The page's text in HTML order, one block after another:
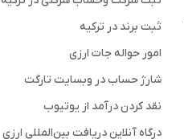
ثبت برند در ترکیه
امور حواله جات ارزی
شارژ حساب در وبسایت تارگت
نقد کردن درآمد از یوتیوب
درگاه آنلاین دریافت بین‌المللی ارزی